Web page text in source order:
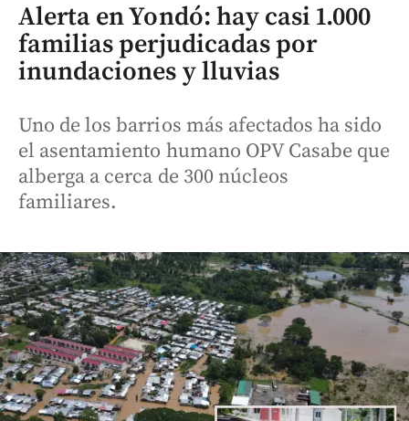
Alerta en Yondó: hay casi 1.000
familias perjudicadas por
inundaciones y lluvias
Uno de los barrios más afectados ha sido
el asentamiento humano OPV Casabe que
alberga a cerca de 300 núcleos
familiares.